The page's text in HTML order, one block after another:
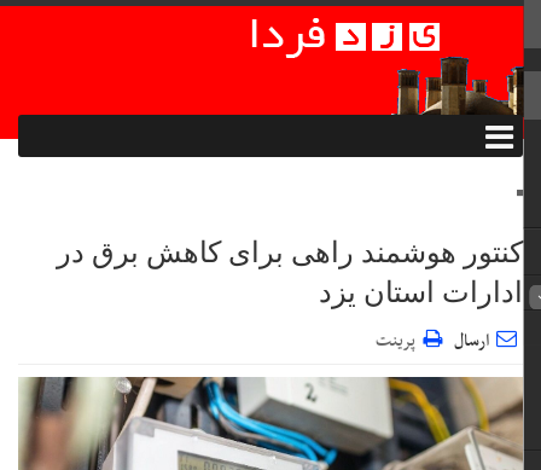
کنتور هوشمند راهی برای کاهش برق در
ادارات استان یزد
ارسال پرینت